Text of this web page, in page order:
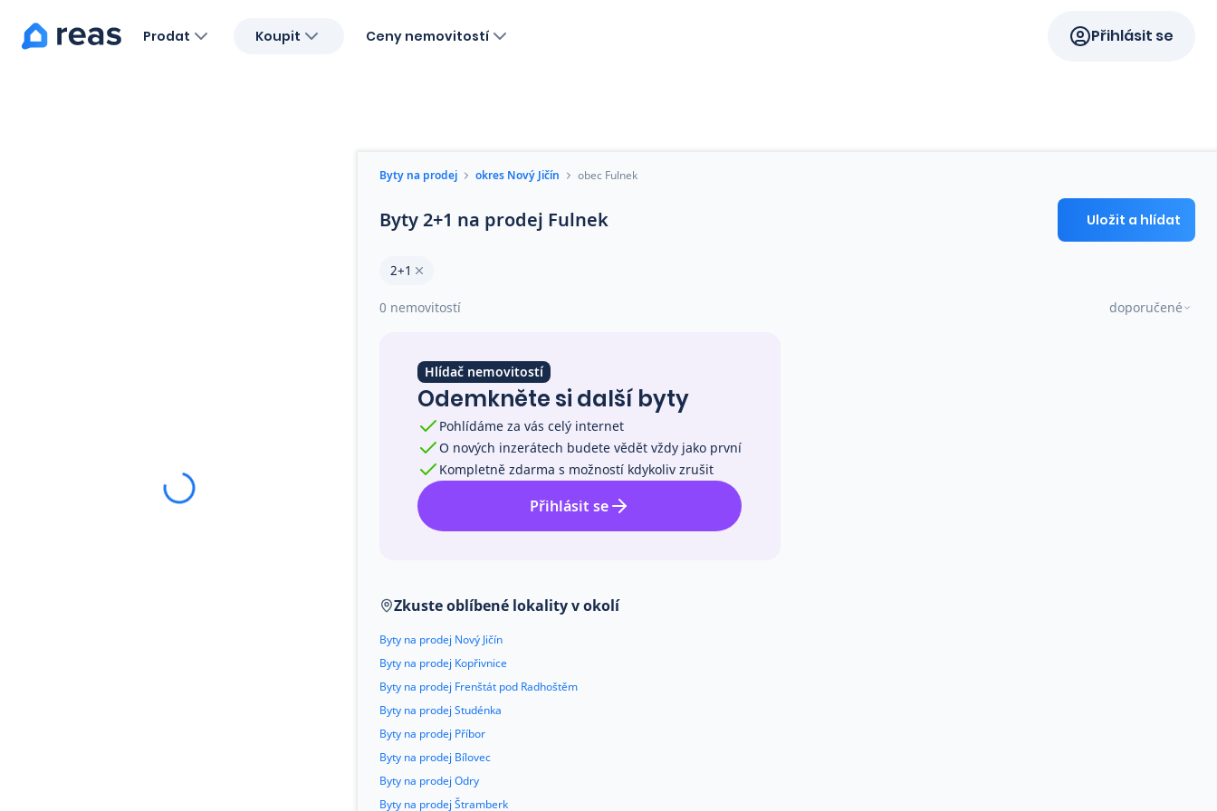
Prodat Koupit Ceny nemovitostí Přihlásit se
Byty na prodej okres Nový Jičín obec Fulnek
Byty 2+1 na prodej Fulnek Uložit a hlídat
2+1
0 nemovitostí doporučené
Hlídač nemovitostí
Odemkněte si další byty
Pohlídáme za vás celý internet
O nových inzerátech budete vědět vždy jako první
Kompletně zdarma s možností kdykoliv zrušit
Přihlásit se
Zkuste oblíbené lokality v okolí
Byty na prodej Nový Jičín
Byty na prodej Kopřivnice
Byty na prodej Frenštát pod Radhoštěm
Byty na prodej Studénka
Byty na prodej Příbor
Byty na prodej Bílovec
Byty na prodej Odry
Byty na prodej Štramberk